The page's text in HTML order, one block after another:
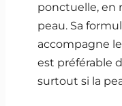
ponctuelle, en
peau. Sa
accompagne
est préférable
surtout si la